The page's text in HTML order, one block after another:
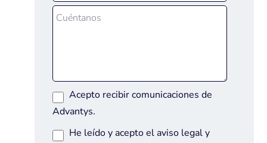
Acepto recibir comunicaciones de
Advantys.
He leído y acepto el aviso legaly